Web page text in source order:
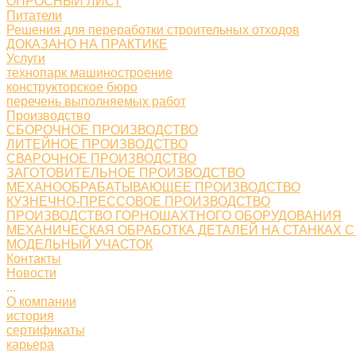
Питатели
Решения для переработки строительных отходов
ДОКАЗАНО НА ПРАКТИКЕ
Услуги
технопарк машиностроение
конструкторское бюро
перечень выполняемых работ
Производство
СБОРОЧНОЕ ПРОИЗВОДСТВО
ЛИТЕЙНОЕ ПРОИЗВОДСТВО
СВАРОЧНОЕ ПРОИЗВОДСТВО
ЗАГОТОВИТЕЛЬНОЕ ПРОИЗВОДСТВО
МЕХАНООБРАБАТЫВАЮЩЕЕ ПРОИЗВОДСТВО
КУЗНЕЧНО-ПРЕССОВОЕ ПРОИЗВОДСТВО
ПРОИЗВОДСТВО ГОРНОШАХТНОГО ОБОРУДОВАНИЯ
МЕХАНИЧЕСКАЯ ОБРАБОТКА ДЕТАЛЕЙ НА СТАНКАХ
МОДЕЛЬНЫЙ УЧАСТОК
Контакты
Новости
...
О компании
история
сертификаты
карьера